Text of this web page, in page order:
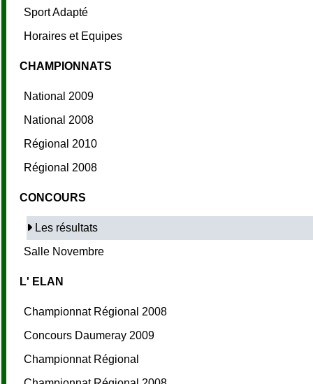
Sport Adapté
Horaires et Equipes
CHAMPIONNATS
National 2009
National 2008
Régional 2010
Régional 2008
CONCOURS
Les résultats
Salle Novembre
L' ELAN
Championnat Régional 2008
Concours Daumeray 2009
Championnat Régional